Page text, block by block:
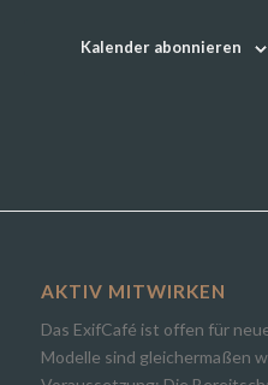
Kalender abonnieren
AKTIV MITWIRKEN
Das ExifCafé ist offen für
Modelle sind gleichermaßen